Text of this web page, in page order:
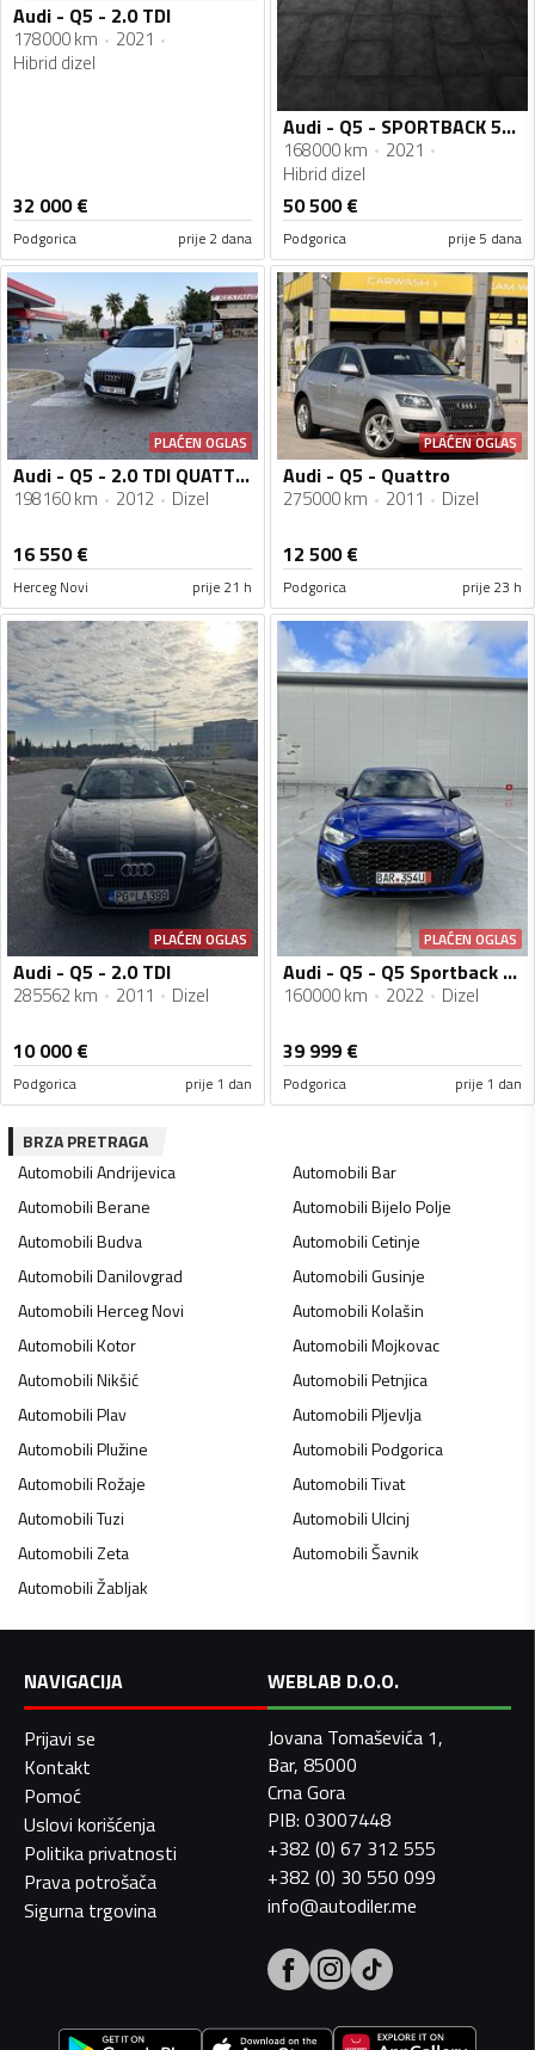
Audi - Q5 - 2.0 TDI
178000 km
2021
Hibrid dizel
32 000€
Podgorica prije 2 dana
Audi - Q5 - SPORTBACK 50TDI Quattro S line
168000 km
2021
Hibrid dizel
50 500€
Podgorica prije 5 dana
PLAĆEN OGLAS
Audi - Q5 - 2.0 TDI QUATTRO
198160 km 2012 Dizel
16 550€
Herceg Novi prije 21 h
PLAĆEN OGLAS
Audi - Q5 - Quattro
275000 km 2011 Dizel
12 500€
Podgorica prije 23 h
PLAĆEN OGLAS
Audi - Q5 - 2.0 TDI
285562 km 2011 Dizel
10 000€
Podgorica prije 1 dan
PLAĆEN OGLAS
Audi - Q5 - Q5 Sportback S line
160000 km 2022 Dizel
39 999 €
Podgorica prije 1 dan
BRZA PRETRAGA
AutomobiliAndrijevica AutomobiliBar
AutomobiliBerane AutomobiliBijelo Polje
AutomobiliBudva AutomobiliCetinje
AutomobiliDanilovgrad AutomobiliGusinje
AutomobiliHerceg Novi AutomobiliKolašin
AutomobiliKotor AutomobiliMojkovac
AutomobiliNikšić AutomobiliPetnjica
AutomobiliPlav AutomobiliPljevlja
AutomobiliPlužine AutomobiliPodgorica
AutomobiliRožaje AutomobiliTivat
AutomobiliTuzi AutomobiliUlcinj
AutomobiliZeta AutomobiliŠavnik
AutomobiliŽabljak
NAVIGACIJA
Prijavi se
Kontakt
Pomoć
Uslovi korišćenja
Politika privatnosti
Prava potrošača
Sigurna trgovina
WEBLAB D.O.O.
Jovana Tomaševića 1,
Bar, 85000
Crna Gora
PIB: 03007448
+382 (0) 67 312 555
+382 (0) 30 550 099
info@autodiler.me